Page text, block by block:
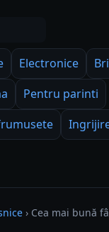
Electronice
Pentru parinti
› Cea mai bună